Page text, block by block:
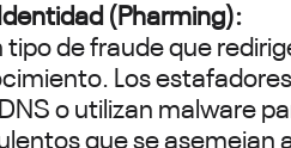
(Pharming):
tipo de fraude que
Los
o utilizan malware
que se asemejan